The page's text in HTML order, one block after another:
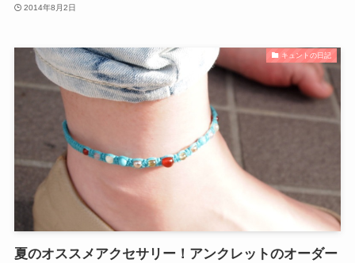
2014年8月2日
キュントの日記
夏のオススメアクセサリー！アンクレットのオーダー